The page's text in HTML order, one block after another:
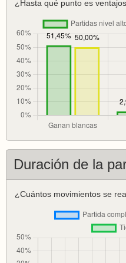
¿Hasta qué punto es
Duración de la
¿Cuántos movimientos se